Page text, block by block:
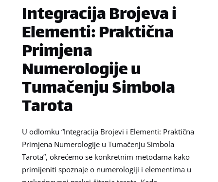
Integracija Brojeva i
Elementi: Praktična
Primjena
Numerologije u
Tumačenju Simbola
Tarota
U odlomku “Integracija Brojevi i Elementi: Praktična
Primjena Numerologije u Tumačenju Simbola
Tarota”, okrećemo se konkretnim metodama kako
primijeniti spoznaje o numerologiji i elementima u